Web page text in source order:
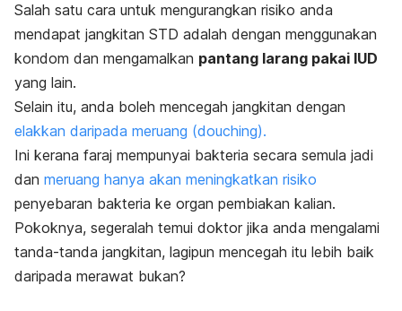
Salah satu cara untuk mengurangkan risiko anda
mendapat jangkitan STD adalah dengan menggunakan
kondom dan mengamalkan pantang larang pakai IUD
yang lain.
Selain itu, anda boleh mencegah jangkitan dengan
elakkan daripada meruang (douching).
Ini kerana faraj mempunyai bakteria secara semula jadi
dan meruang hanya akan meningkatkan risiko
penyebaran bakteria ke organ pembiakan kalian.
Pokoknya, segeralah temui doktor jika anda mengalami
tanda-tanda jangkitan, lagipun mencegah itu lebih baik
daripada merawat bukan?